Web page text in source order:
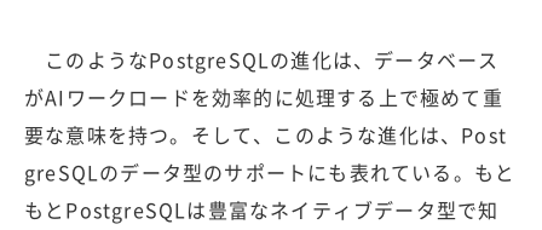
このようなPostgreSQLの進化は、データベース
がAIワークロードを効率的に処理する上で極めて重
要な意味を持つ。そして、このような進化は、Post
greSQLのデータ型のサポートにも表れている。もと
もとPostgreSQLは豊富なネイティブデータ型で知